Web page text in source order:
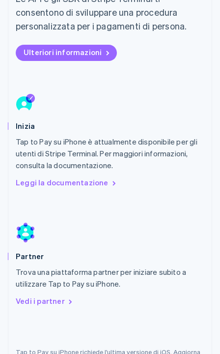
consentono di sviluppare una procedura
personalizzata per i pagamenti di persona.
Ulteriori informazioni
Inizia
Tap to Pay su iPhone è attualmente disponibile per gli
utenti di Stripe Terminal. Per maggiori informazioni,
consulta la documentazione.
Leggi la documentazione
Partner
Trova una piattaforma partner per iniziare subito a
utilizzare Tap to Pay su iPhone.
Vedi i partner
Tap to Pay su iPhone richiede l'ultima versione di iOS. Aggiorna
Liechtenstein
DeutschEnglish
English
Lussemburgo
Malta
English
Español
Norvegia
English
Nuova Zelanda
English
NederlandsEnglish
Português
RAS di Hong Kong, Cina
Regno Unito
Repubblica Ceca
English
Romania